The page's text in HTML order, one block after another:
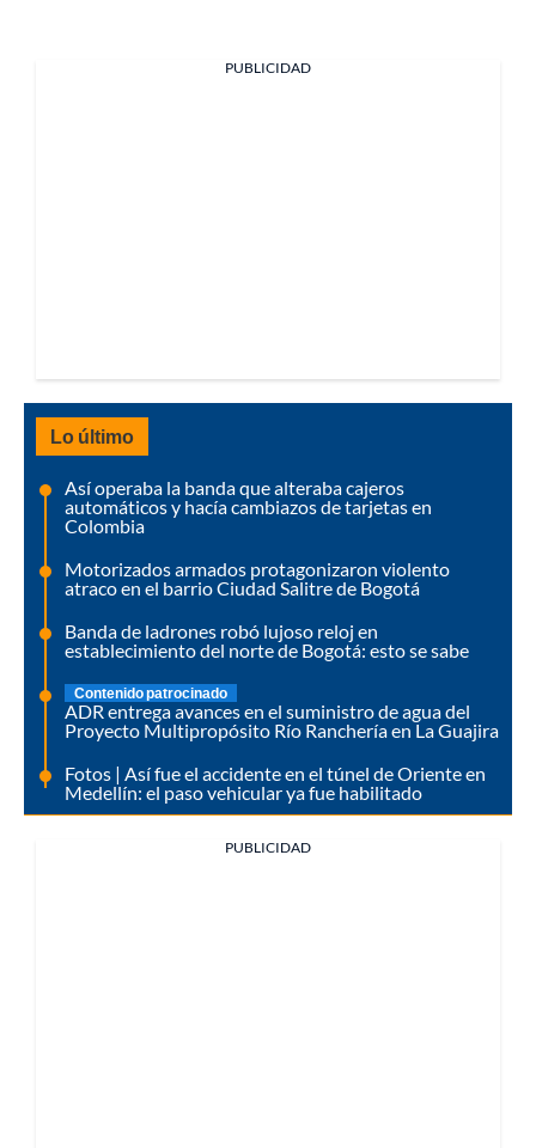
PUBLICIDAD
Lo último
Así operaba la banda que alteraba cajeros
automáticos y hacía cambiazos de tarjetas en
Colombia
Motorizados armados protagonizaron violento
atraco en el barrio Ciudad Salitre de Bogotá
Banda de ladrones robó lujoso reloj en
establecimiento del norte de Bogotá: esto se sabe
Contenido patrocinado
ADR entrega avances en el suministro de agua del
Proyecto Multipropósito Río Ranchería en La Guajira
Fotos | Así fue el accidente en el túnel de Oriente en
Medellín: el paso vehicular ya fue habilitado
PUBLICIDAD